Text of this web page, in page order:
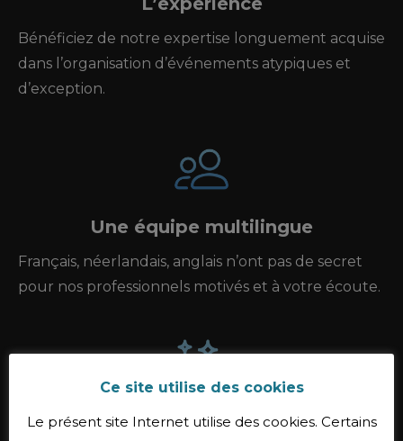
Bénéficiez de notre expertise longuement acquise
dans l’organisation d’événements atypiques et
d’exception.
Une équipe multilingue
Français, néerlandais, anglais n’ont pas de secret
pour nos professionnels motivés et à votre écoute.
La créativité
Ce site utilise des cookies
Le présent site Internet utilise des cookies. Certains